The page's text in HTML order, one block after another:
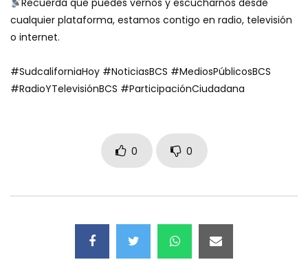
Recuerda que puedes vernos y escucharnos desde
cualquier plataforma, estamos contigo en radio, televisión
o internet.
#SudcaliforniaHoy #NoticiasBCS #MediosPúblicosBCS
#RadioYTelevisiónBCS #ParticipaciónCiudadana
0 0